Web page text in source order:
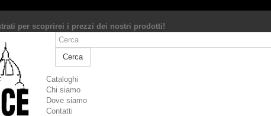
per scoprirei i prezzi dei nostri prodotti!
Cerca
Cataloghi
Chi siamo
Dove siamo
Contatti